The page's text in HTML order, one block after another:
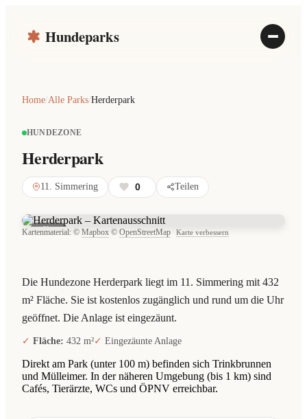
Hundeparks
Home/Alle Parks/Herderpark
HUNDEZONE
Herderpark
11. Simmering 0 Teilen
Die Hundezone Herderpark liegt im 11. Simmering mit 432
m² Fläche. Sie ist kostenlos zugänglich und rund um die Uhr
geöffnet. Die Anlage ist eingezäunt.
Fläche: 432 m² Eingezäunte Anlage
Direkt am Park (unter 100 m) befinden sich Trinkbrunnen
und Mülleimer. In der näheren Umgebung (bis 1 km) sind
Cafés, Tierärzte, WCs und ÖPNV erreichbar.
Karte
Kartenmaterial: © Mapbox © OpenStreetMap Karte verbessern